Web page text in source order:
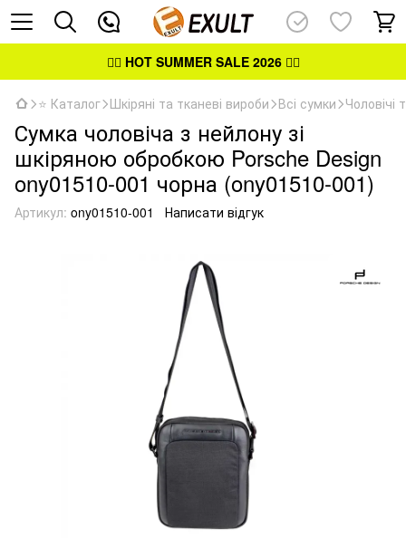
👉🏻 HOT SUMMER SALE 2026👈🏻
⭐ Каталог Шкіряні та тканеві вироби Всі сумки Чоловічі
Сумка чоловіча з нейлону зі
шкіряною обробкою Porsche Design
ony01510-001 чорна (ony01510-001)
Артикул: ony01510-001 Написати відгук